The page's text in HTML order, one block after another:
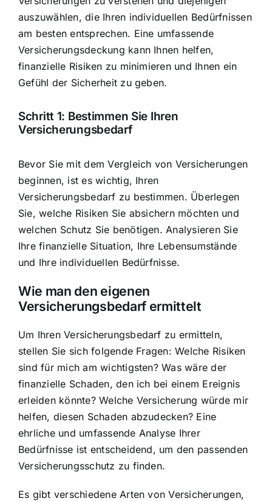
auszuwählen, die Ihren individuellen Bedürfnissen
am besten entsprechen. Eine umfassende
Versicherungsdeckung kann Ihnen helfen,
finanzielle Risiken zu minimierenund Ihnen ein
Gefühl der Sicherheit zu geben.
Schritt 1: Bestimmen Sie Ihren
Versicherungsbedarf
Bevor Sie mit dem Vergleich von Versicherungen
beginnen, ist es wichtig, Ihren
Versicherungsbedarf zu bestimmen. Überlegen
Sie, welche Risiken Sie absichern möchten und
welchen Schutz Sie benötigen. Analysieren Sie
Ihre finanzielle Situation, Ihre Lebensumstände
und Ihre individuellen Bedürfnisse.
Wie man den eigenen
Versicherungsbedarf ermittelt
Um Ihren Versicherungsbedarf zu ermitteln,
stellen Sie sich folgende Fragen: Welche Risiken
sind für mich am wichtigsten? Was wäre der
finanzielle Schaden, den ich bei einem Ereignis
erleiden könnte? Welche Versicherung würde mir
helfen, diesen Schaden abzudecken? Eine
ehrliche und umfassende Analyse Ihrer
Bedürfnisse ist entscheidend, um den passenden
Versicherungsschutz zu finden.
Es gibt verschiedene Arten von Versicherungen,